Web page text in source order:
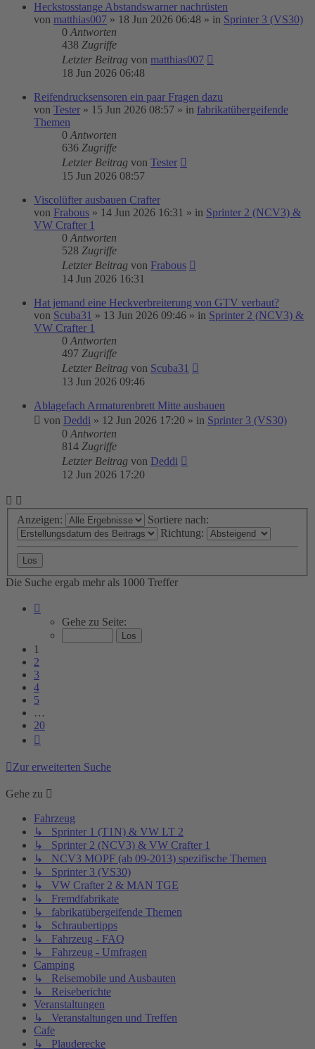
Heckstosstange Abstandswarner nachrüsten
von matthias007 » 18 Jun 2026 06:48 » in Sprinter 3 (VS30)
0 Antworten
438 Zugriffe
Letzter Beitrag von matthias007
18 Jun 2026 06:48
Reifendrucksensoren ein paar Fragen dazu
von Tester » 15 Jun 2026 08:57 » in fabrikatübergeifende
Themen
0 Antworten
636 Zugriffe
Letzter Beitrag von Tester
15 Jun 2026 08:57
Viscolüfter ausbauen Crafter
von Frabous » 14 Jun 2026 16:31 » in Sprinter 2 (NCV3) &
VW Crafter 1
0 Antworten
528 Zugriffe
Letzter Beitrag von Frabous
14 Jun 2026 16:31
Hat jemand eine Heckverbreiterung von GTV verbaut?
von Scuba31 » 13 Jun 2026 09:46 » in Sprinter 2 (NCV3) &
VW Crafter 1
0 Antworten
497 Zugriffe
Letzter Beitrag von Scuba31
13 Jun 2026 09:46
Ablagefach Armaturenbrett Mitte ausbauen
von Deddi » 12 Jun 2026 17:20 » in Sprinter 3 (VS30)
0 Antworten
814 Zugriffe
Letzter Beitrag von Deddi
12 Jun 2026 17:20
Anzeigen:
Sortiere nach:
Richtung:
Die Suche ergab mehr als 1000 Treffer
von
Gehe zu Seite:
1
2
3
4
5
…
20
Zur erweiterten Suche
Gehe zu
Fahrzeug
↳ Sprinter 1 (T1N) & VW LT 2
↳ Sprinter 2 (NCV3) & VW Crafter 1
↳ NCV3 MOPF (ab 09-2013) spezifische Themen
↳ Sprinter 3 (VS30)
↳ VW Crafter 2 & MAN TGE
↳ Fremdfabrikate
↳ fabrikatübergeifende Themen
↳ Schraubertipps
↳ Fahrzeug - FAQ
↳ Fahrzeug - Umfragen
Camping
↳ Reisemobile und Ausbauten
↳ Reiseberichte
Veranstaltungen
↳ Veranstaltungen und Treffen
Cafe
↳ Plauderecke